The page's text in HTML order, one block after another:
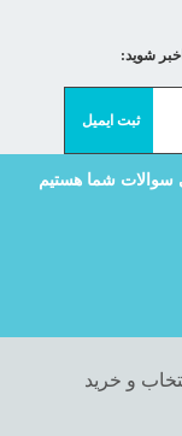
سوالات شما هستیم
شوید:
و خرید